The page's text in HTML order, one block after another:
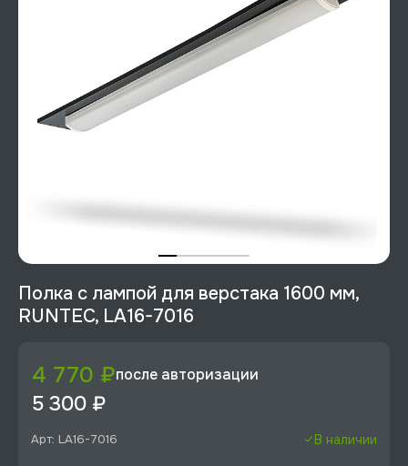
Полка с лампой для верстака 1600 мм,
RUNTEC, LA16-7016
4 770 ₽после авторизации
5 300 ₽
Арт: LA16-7016 В наличии